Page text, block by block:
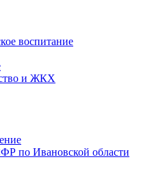
воспитание
и ЖКХ
по Ивановской области